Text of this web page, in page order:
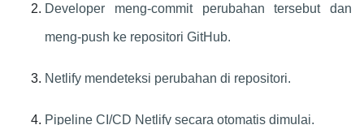
Developer meng-commit perubahan tersebut dan
meng-push ke repositori GitHub.
Netlify mendeteksi perubahan di repositori.
Pipeline CI/CD Netlify secara otomatis dimulai.